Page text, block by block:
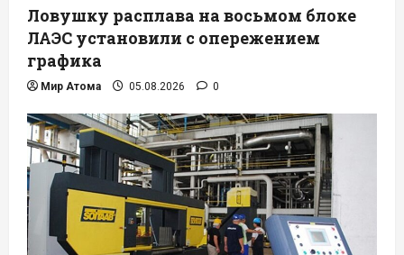
Ловушку расплава на восьмом блоке
ЛАЭС установили с опережением
графика
Мир Атома 05.08.2026 0